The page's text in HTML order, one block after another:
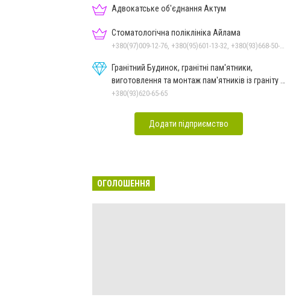
Адвокатське об'єднання Актум
Стоматологічна поліклініка Айлама
Гранітний Будинок, гранітні пам'ятники,
виготовлення та монтаж пам'ятників із граніту в
Миколаєві
+380(93)620-65-65
Додати підприємство
ОГОЛОШЕННЯ